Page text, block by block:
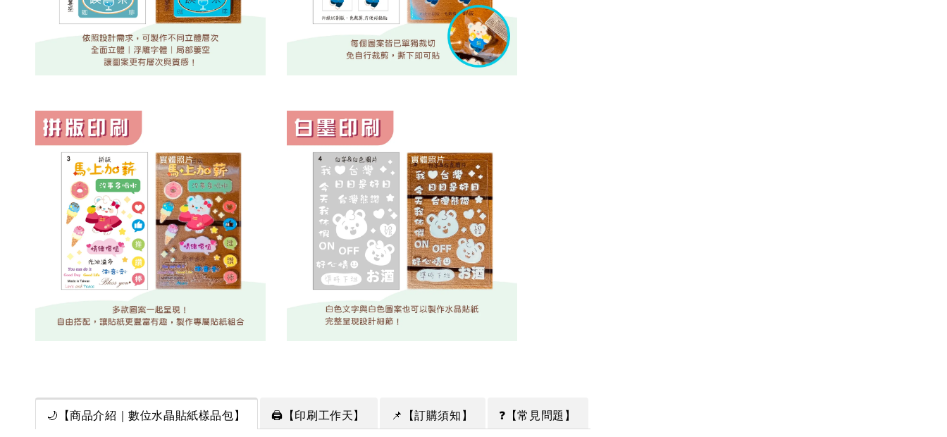
🌙【商品介紹｜數位水晶貼紙樣品包】 🖨️【印刷工作天】 📌【訂購須知】 ❓【常見問題】